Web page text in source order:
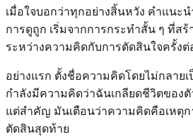
เมื่อใจบอกว่าทุกอย่างสิ้นหวัง คำแนะ
การดูถูก เริ่มจากการกระทำสั้น ๆ ที่สร้
ระหว่างความคิดกับการตัดสินใจครั้ง
อย่างแรก ตั้งชื่อความคิดโดยไม่กลาย
กำลังมีความคิดว่าฉันเกลียดชีวิตของตั
แต่สำคัญ มันเตือนว่าความคิดคือเหตุ
ตัดสินสุดท้าย